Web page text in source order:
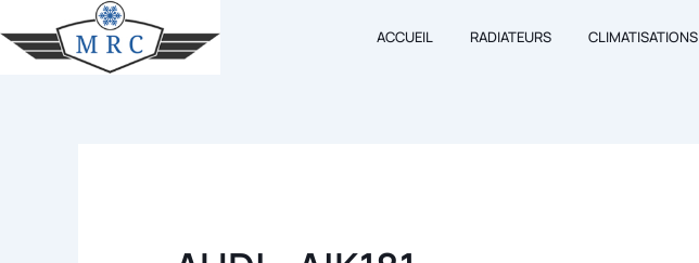
au
ACCUEIL RADIATEURS CLIMATISATIONS